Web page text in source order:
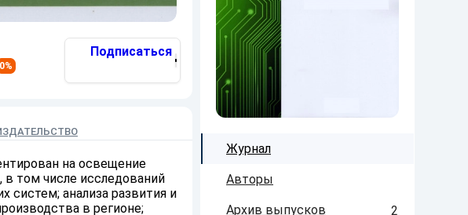
0%
Подписаться
на освещение
в том числе исследований
систем; анализа развития и
в регионе;
Журнал
Авторы
Архив выпусков 2